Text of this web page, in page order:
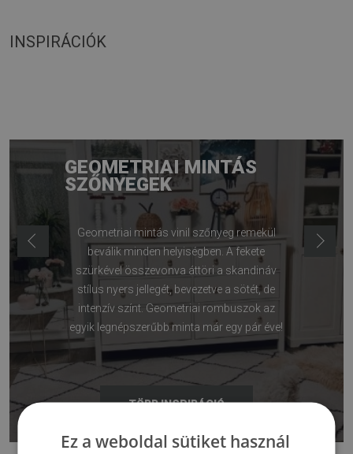
INSPIRÁCIÓK
GEOMETRIAI MINTÁS
SZŐNYEGEK
Geometriai mintás vinil szőnyeg remekül
beválik minden helyiségben. A fekete
szürkével összevonva áttöri a skandináv
stílus nyers jellegét, bevezetve a sötét, de
intenzív színt. Geometriai rombuszok az
egyik legnépszerűbb minta már egy pár éve!
TÖBB INSPIRÁCIÓ
Ez a weboldal sütiket használ